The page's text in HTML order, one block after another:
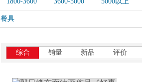
餐具
综合 销量 新品 评价